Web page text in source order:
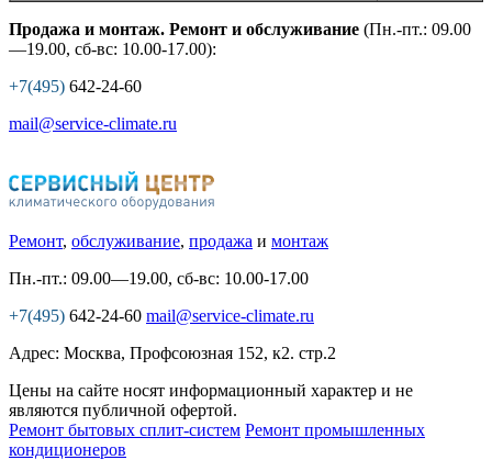
Продажа и монтаж. Ремонт и обслуживание (Пн.-пт.: 09.00
—19.00, сб-вс: 10.00-17.00):
+7(495) 642-24-60
mail@service-climate.ru
Ремонт, обслуживание, продажа и монтаж
Пн.-пт.: 09.00—19.00, сб-вс: 10.00-17.00
+7(495) 642-24-60 mail@service-climate.ru
Адрес: Москва, Профсоюзная 152, к2. стр.2
Цены на сайте носят информационный характер и не
являются публичной офертой.
Ремонт бытовых сплит-систем Ремонт промышленных
кондиционеров